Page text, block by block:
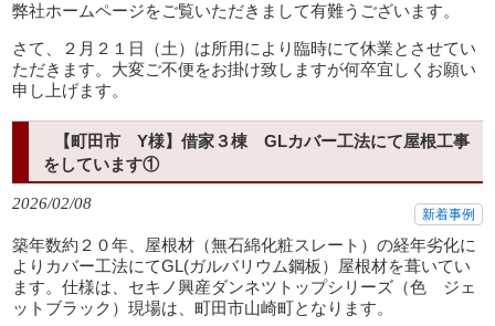
弊社ホームページをご覧いただきまして有難うございます。
さて、２月２１日（土）は所用により臨時にて休業とさせてい
ただきます。大変ご不便をお掛け致しますが何卒宜しくお願い
申し上げます。
【町田市 Y様】借家３棟 GLカバー工法にて屋根工事
をしています①
2026/02/08
新着事例
築年数約２０年、屋根材（無石綿化粧スレート）の経年劣化に
よりカバー工法にてGL(ガルバリウム鋼板）屋根材を葺いてい
ます。仕様は、セキノ興産ダンネツトップシリーズ（色 ジェ
ットブラック）現場は、町田市山崎町となります。